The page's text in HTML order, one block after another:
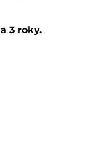
3 roky.